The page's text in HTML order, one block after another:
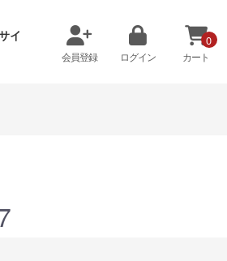
イ
会員登録 ログイン
0
カート